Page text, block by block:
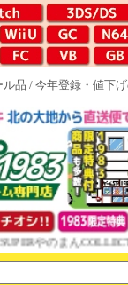
ル品 / 今年登録・値下
やのまん